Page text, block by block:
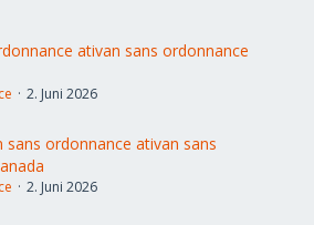
ativan sans ordonnance
2. Juni 2026
sans ordonnance ativan sans
2. Juni 2026